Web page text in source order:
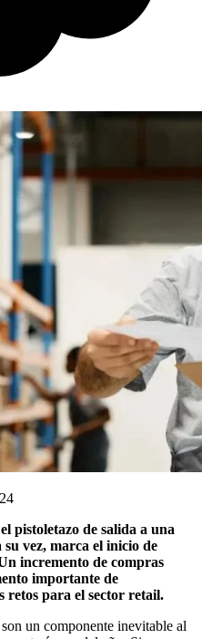
pistoletazo de salida a una
vez, marca el inicio de
incremento de compras
importante de
retos para el sector retail.
un componente inevitable al